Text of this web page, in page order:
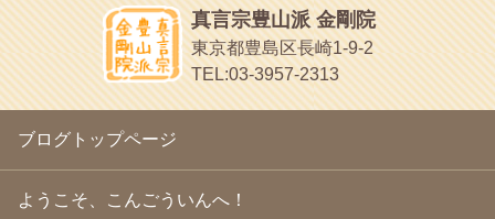
2010年5月(22)
2010年4月(25)
2010年3月
(22)
2010年2月(23)
2010年1月(23)
(18)
2009年11月
(20)
2009年10月(20)
2009年9月 (20)
放言じゃなくて和尚さんの名前だよ
面白いサイトみつけたよ。
ヘェ～という感じ
chocolab.Air♪DIALY
ラブラドールのワンちゃんがかわいいよ
真言宗豊山派 金剛院
東京都豊島区長崎1-9-2
TEL:03-3957-2313
ブログトップページ
ようこそ、こんごういんへ！